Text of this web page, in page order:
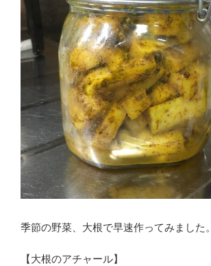
季節の野菜、大根で早速作ってみました。
【大根のアチャール】